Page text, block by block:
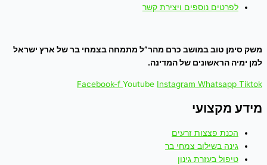
לפרטים נוספים ויצירת קשר
משק סימן טוב במושב כרם מהר”ל מתמחה בצמחי בר של ארץ ישראל
למן ימיה הראשונים של המדינה.
Facebook-f Youtube Instagram Whatsapp Tiktok
מידע מקצועי
הכנת פצצות זרעים
גינה בשילוב צמחי בר
טיפול בעזרת גינון